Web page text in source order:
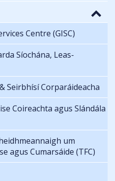
Centre (GISC)
Síochána, Leas-
Seirbhísí Corparáideacha
Coireachta agus Slándála
um
agus Cumarsáide (TFC)